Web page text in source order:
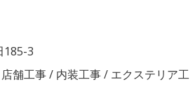
185-3
舗工事 / 内装工事 / エクステリア工